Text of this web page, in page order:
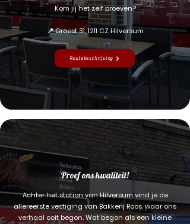
Kom jij het zelf proeven?
📍 Groest 31, 1211 CZ Hilversum
Routebeschrijving
Proef ons kwaliteit!
Achter het station van Hilversum vind je de
allereerste vestiging van Bakkerij Roos, waar ons
verhaal ooit begon. Wat begon als een kleine